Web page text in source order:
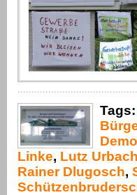
Tags:
Linke, Lutz Urbach
Rainer Dlugosch,